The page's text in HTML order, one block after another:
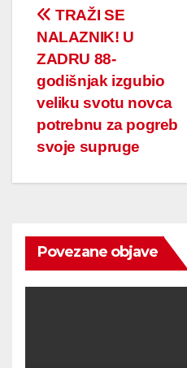
Post
navigation
TRAŽI SE
NALAZNIK! U
ZADRU 88-
godišnjak izgubio
veliku svotu novca
potrebnu za pogreb
svoje supruge
Povezane objave